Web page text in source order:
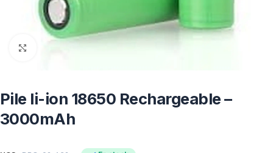
Pile li-ion 18650 Rechargeable –
3000mAh